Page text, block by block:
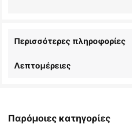
Λεπτομέρειες
Περισσότερες πληροφορίες
Παρόμοιες κατηγορίες